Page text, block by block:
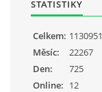
STATISTIKY
Online: 12
Celkem: 1130951
Měsíc:
22267
Den:
725